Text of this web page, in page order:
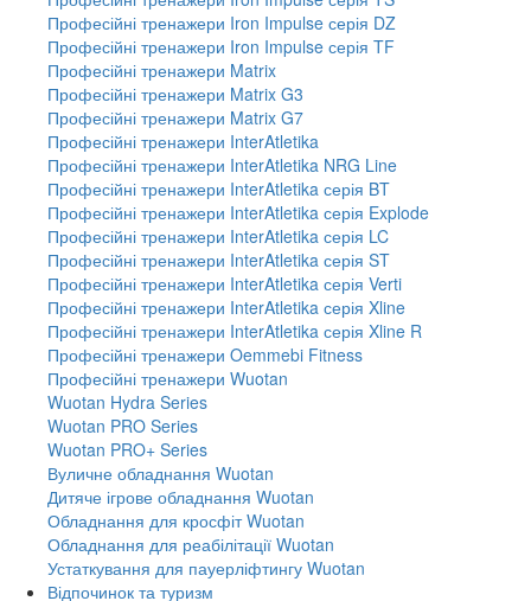
Професійні тренажери Iron Impulse серія DZ
Професійні тренажери Iron Impulse серія TF
Професійні тренажери Matrix
Професійні тренажери Matrix G3
Професійні тренажери Matrix G7
Професійні тренажери InterAtletika
Професійні тренажери InterAtletika NRG Line
Професійні тренажери InterAtletika серія BT
Професійні тренажери InterAtletika серія Explode
Професійні тренажери InterAtletika серія LC
Професійні тренажери InterAtletika серія ST
Професійні тренажери InterAtletika серія Verti
Професійні тренажери InterAtletika серія Xline
Професійні тренажери InterAtletika серія Xline R
Професійні тренажери Oemmebi Fitness
Професійні тренажери Wuotan
Wuotan Hydra Series
Wuotan PRO Series
Wuotan PRO+ Series
Вуличне обладнання Wuotan
Дитяче ігрове обладнання Wuotan
Обладнання для кросфіт Wuotan
Обладнання для реабілітації Wuotan
Устаткування для пауерліфтингу Wuotan
Відпочинок та туризм